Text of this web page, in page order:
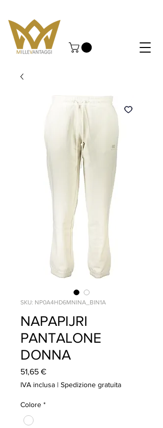
SKU: NP0A4HD6MNINA_BIN1A
NAPAPIJRI
PANTALONE
DONNA
51,65 €Prezzo
IVA inclusa | Spedizione gratuita
Colore *